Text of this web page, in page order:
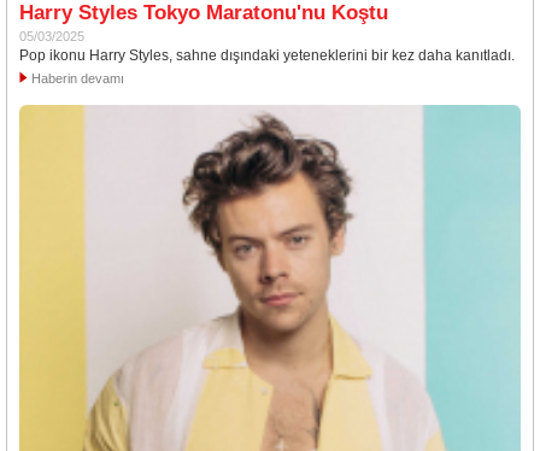
Harry Styles Tokyo Maratonu'nu Koştu
05/03/2025
Pop ikonu Harry Styles, sahne dışındaki yeteneklerini bir kez daha kanıtladı.
Haberin devamı